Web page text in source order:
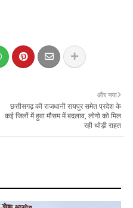
और नया
छत्तीसगढ़ की राजधानी रायपुर समेत प्रदेश के
कई जिलों में हुवा मौसम में बदलाव, लोगो को मिल
रही थोड़ी राहत